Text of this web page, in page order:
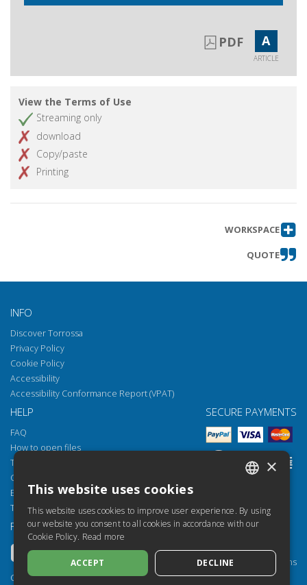
PDF A
ARTICLE
View the Terms of Use
Streaming only
download
Copy/paste
Printing
WORKSPACE
QUOTE
INFO
Discover Torrossa
Privacy Policy
Cookie Policy
Accessibility
Accessibility Conformance Report (VPAT)
HELP
FAQ
How to open files
Torrossa Reader
Copyright obligations
Email: helpdesk@torrossa.com
Tel: +39 055 5018800
SECURE PAYMENTS
FOLLOW US
Copyright 2000-2026
OUR RESOURCES
Torrossa for Institutions
Torrossa Open
SPANISH
×
This website uses cookies
This website uses cookies to improve user experience. By using
our website you consent to all cookies in accordance with our
Cookie Policy. Read more
ACCEPT DECLINE